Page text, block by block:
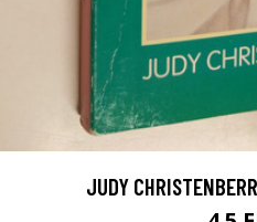
JUDY